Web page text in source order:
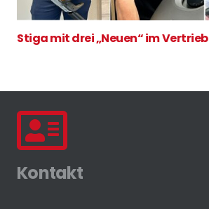
Stiga mit drei „Neuen“ im Vertrieb
Kontakt